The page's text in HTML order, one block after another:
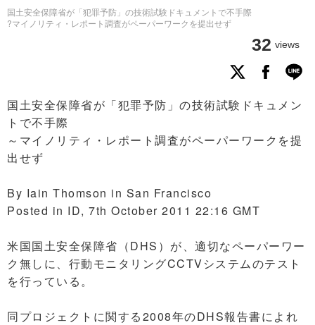
国土安全保障省が「犯罪予防」の技術試験ドキュメントで不手際
?マイノリティ・レポート調査がペーパーワークを提出せず
32 views
国土安全保障省が「犯罪予防」の技術試験ドキュメン
トで不手際
～マイノリティ・レポート調査がペーパーワークを提
出せず
By Iain Thomson in San Francisco
Posted in ID, 7th October 2011 22:16 GMT
米国国土安全保障省（DHS）が、適切なペーパーワー
ク無しに、行動モニタリングCCTVシステムのテスト
を行っている。
同プロジェクトに関する2008年のDHS報告書によれ